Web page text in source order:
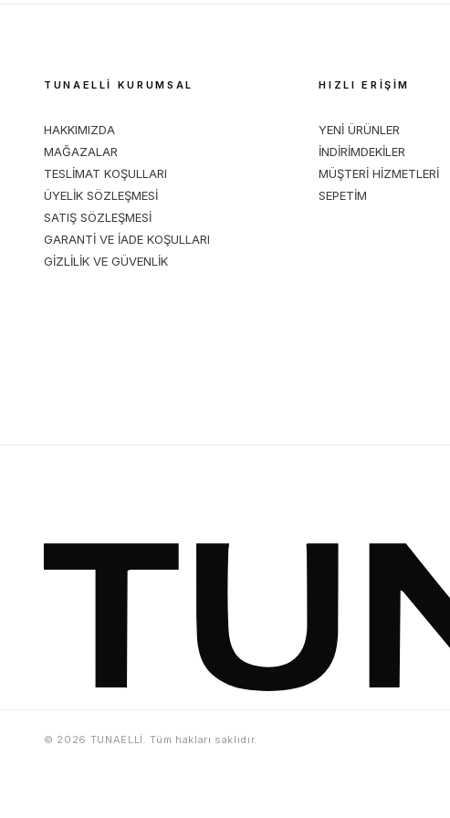
TUNAELLİ KURUMSAL
HAKKIMIZDA
MAĞAZALAR
TESLİMAT KOŞULLARI
ÜYELİK SÖZLEŞMESİ
SATIŞ SÖZLEŞMESİ
GARANTİ VE İADE KOŞULLARI
GİZLİLİK VE GÜVENLİK
HIZLI ERİŞİM
YENİ ÜRÜNLER
İNDİRİMDEKİLER
MÜŞTERİ HİZMETLERİ
SEPETİM
© 2026 TUNAELLİ. Tüm hakları saklıdır.